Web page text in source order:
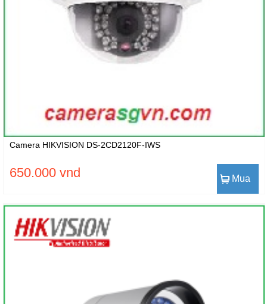
Camera HIKVISION DS-2CD2120F-IWS
650.000 vnd Mua